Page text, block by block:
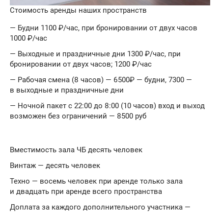
Стоимость аренды наших пространств
— Будни 1100 ₽/час, при бронировании от двух часов
1000 ₽/час
— Выходные и праздничные дни 1300 ₽/час, при
бронировании от двух часов; 1200 ₽/час
— Рабочая смена (8 часов) — 6500₽ — будни, 7300 —
в выходные и праздничные дни
— Ночной пакет с 22:00 до 8:00 (10 часов) вход и выход
возможен без ограничений — 8500 руб
Вместимость зала ЧБ десять человек
Винтаж — десять человек
Техно — восемь человек при аренде только зала
и двадцать при аренде всего пространства
Доплата за каждого дополнительного участника —